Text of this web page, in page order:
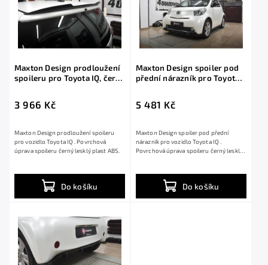
Maxton Design prodloužení
spoileru pro Toyota IQ, černý
3 966 Kč
Do košíku
Maxton Design prodloužení spoileru
pro vozidlo Toyota IQ . Povrchová
úprava spoileru černý lesklý plast ABS.
Maxton Design spoiler pod
přední nárazník pro Toyota
5 481 Kč
Do košíku
Maxton Design spoiler pod přední
nárazník pro vozidlo Toyota IQ .
Povrchová úprava spoileru černý lesklý